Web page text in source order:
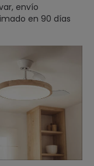
envío
en 90 días